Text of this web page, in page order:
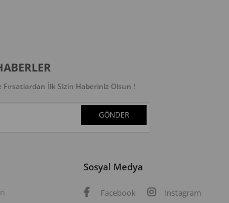
İlk Sizin Haberiniz Olsun !
GÖNDER
Sosyal Medya
Facebook
Instagram